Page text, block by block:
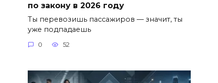
по закону в 2026 году
Ты перевозишь пассажиров — значит, ты
уже подпадаешь
0 52